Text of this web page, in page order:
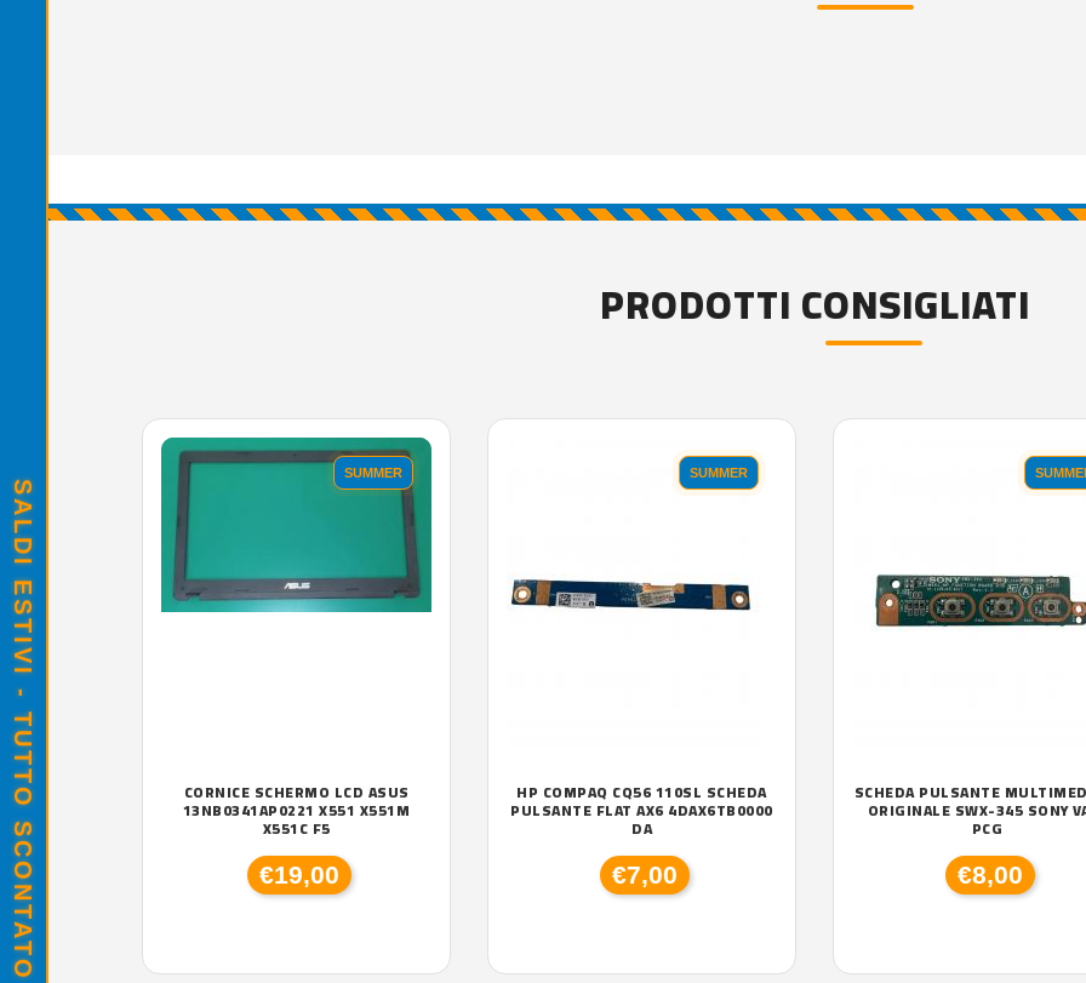
PRODOTTI CONSIGLIATI
SUMMER
CORNICE SCHERMO LCD ASUS
13NB0341AP0221 X551 X551M
X551C F5
€19,00
SUMMER
HP COMPAQ CQ56 110SL SCHEDA
PULSANTE FLAT AX6 4DAX6TB0000
DA
€7,00
SCHEDA PULSANTE
ORIGINALE SWX-345 SONY
PCG
€8,00
SALDI ESTIVI - TUTTO SCONTATO